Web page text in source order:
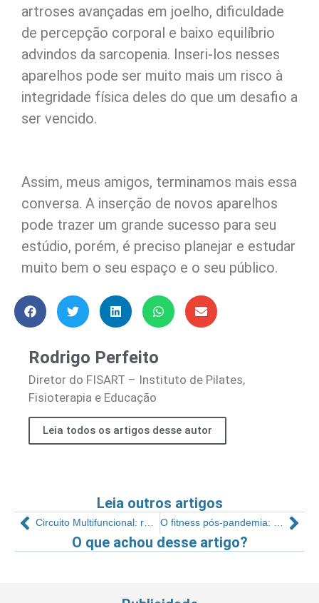
artroses avançadas em joelho, dificuldade
de percepção corporal e baixo equilíbrio
advindos da sarcopenia. Inseri-los nesses
aparelhos pode ser muito mais um risco à
integridade física deles do que um desafio a
ser vencido.
Assim, meus amigos, terminamos mais essa
conversa. A inserção de novos aparelhos
pode trazer um grande sucesso para seu
estúdio, porém, é preciso planejar e estudar
muito bem o seu espaço e o seu público.
Rodrigo Perfeito
Diretor do FISART – Instituto de Pilates,
Fisioterapia e Educação
Leia todos os artigos desse autor
Leia outros artigos
Circuito Multifuncional: reinventando o circuit training O fitness pós-pandemia: feedback, gestão de conflitos e demissão – Parte 1
O que achou desse artigo?